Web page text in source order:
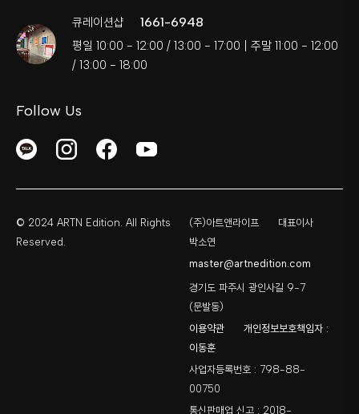
큐레이션샵 1661-6948
평일 10:00 - 12:00 / 13:00 - 17:00 | 주말 11:00 - 12:00
/ 13:00 - 18:00
Follow Us
© 2024 ARTN Edition. All Rights
Reserved.
(주)아트앤라이프
대표이사
박소연
master@artnedition.com
경기도 파주시 광인사길 9-7
(문발동)
이용약관
개인정보보호책임자 :
이동훈
사업자등록번호 : 798-88-
00750
통신판매업 신고 : 2018-